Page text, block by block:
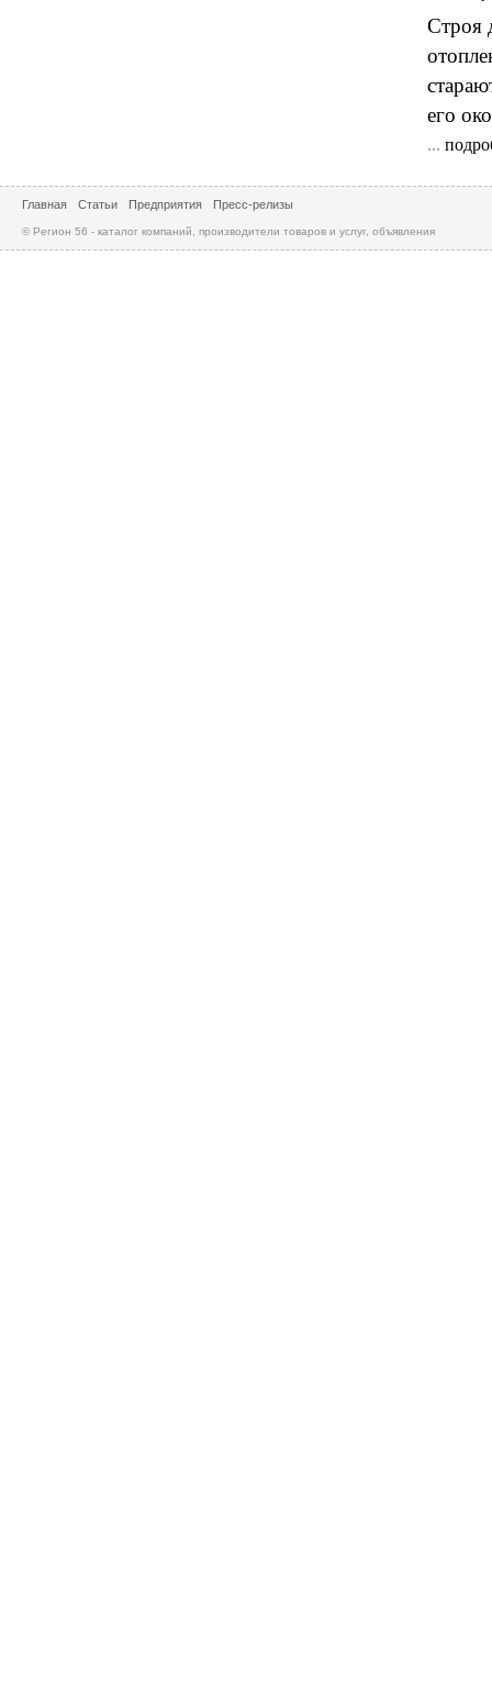
Строя
его
...
Главная Статьи Предприятия Пресс-релизы
© Регион 56 - каталог компаний, производители товаров и услуг, объявления